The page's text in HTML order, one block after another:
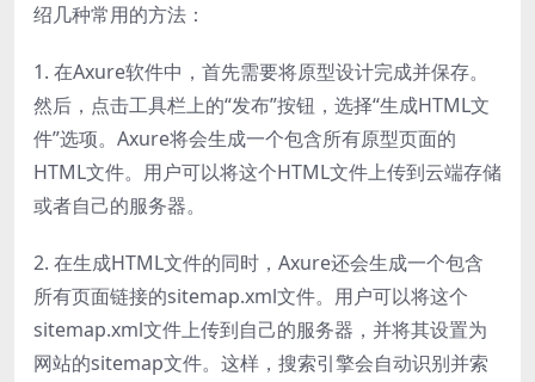
绍几种常用的方法：
1. 在Axure软件中，首先需要将原型设计完成并保存。
然后，点击工具栏上的“发布”按钮，选择“生成HTML文
件”选项。Axure将会生成一个包含所有原型页面的
HTML文件。用户可以将这个HTML文件上传到云端存储
或者自己的服务器。
2. 在生成HTML文件的同时，Axure还会生成一个包含
所有页面链接的sitemap.xml文件。用户可以将这个
sitemap.xml文件上传到自己的服务器，并将其设置为
网站的sitemap文件。这样，搜索引擎会自动识别并索